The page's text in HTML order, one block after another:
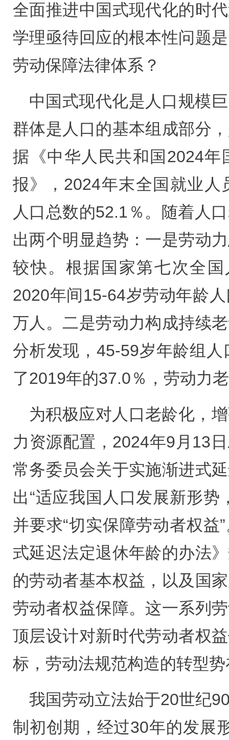
全面推进中国式现代化的时
学理亟待回应的根本性问题
劳动保障法律体系？
中国式现代化是人口规模
群体是人口的基本组成部分
据《中华人民共和国2024
报》，2024年末全国就业
人口总数的52.1％。随着人
出两个明显趋势：一是劳动
较快。根据国家第七次全
2020年间15-64岁劳动年龄
万人。二是劳动力构成持续
分析发现，45-59岁年龄组
了2019年的37.0％，劳动力
为积极应对人口老龄化，
力资源配置，2024年9月13
常务委员会关于实施渐进式
出“适应我国人口发展新形势
并要求“切实保障劳动者权益
式延迟法定退休年龄的办法
的劳动者基本权益，以及国
劳动者权益保障。这一系列
顶层设计对新时代劳动者权
标，劳动法规范构造的转型
我国劳动立法始于20世纪
制初创期，经过30年的发展